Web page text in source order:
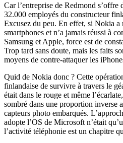
Car l’entreprise de Redmond s’offre
32.000 employés du constructeur
Excusez du peu. En effet, si Nokia a
smartphones et n’a jamais réussi à
Samsung et Apple, force est de
Trop tard sans doute, mais les faits
moyens de contre-attaquer les
Quid de Nokia donc ? Cette
finlandaise de survivre à travers le
était dans le rouge et même
sombré dans une proportion inverse
capteurs photo embarqués.
adopte l’OS de Microsoft n’était
l’activité téléphonie est un chapitre